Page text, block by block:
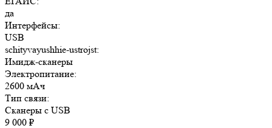
да
Интерфейсы:
USB
schityvayushhie-ustrojst:
Имидж-сканеры
Электропитание:
2600 мАч
Тип связи:
Сканеры с USB
9 000 ₽